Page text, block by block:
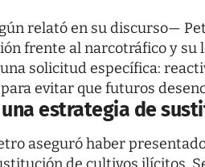
relató en su discurso—
frente al narcotráfico y su
solicitud específica:
evitar que futuros
estrategia de
aseguró haber